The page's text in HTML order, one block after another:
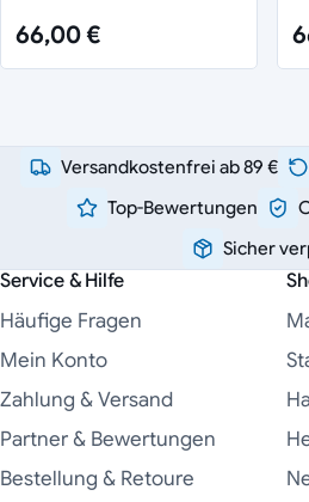
66,00 €
Versandkostenfrei ab 89 €
Top-Bewertungen
Sicher
Service & Hilfe
Häufige Fragen
Mein Konto
Zahlung & Versand
Partner & Bewertungen
Bestellung & Retoure